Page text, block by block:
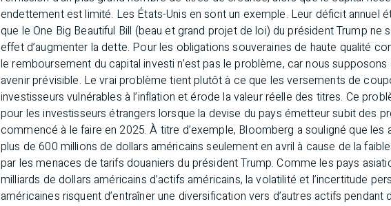
endettement est limité. Les États-Unis en sont un exemple. Leur déficit annuel
que leOne Big Beautiful Bill (beau et grand projet de loi) du président Trump ne
effet d’augmenter la dette. Pour les obligations souveraines de haute qualité
le remboursement du capital investi n’est pas le problème, car nous supposons
avenir prévisible. Le vrai problème tient plutôt à ce que les versements de
investisseurs vulnérables à l’inflation et érode la valeur réelle des titres. Ce
pour les investisseurs étrangers lorsque la devise du pays émetteur subit des
commencé à le faire en 2025. À titre d’exemple, Bloomberg a souligné que les
plus de 600 millions de dollars américains seulement en avril à cause de la
par les menaces de tarifs douaniers du président Trump. Comme les pays
milliards de dollars américains d’actifs américains, la volatilité et l’incertitude
américaines risquent d’entraîner une diversification vers d’autres actifs pendant